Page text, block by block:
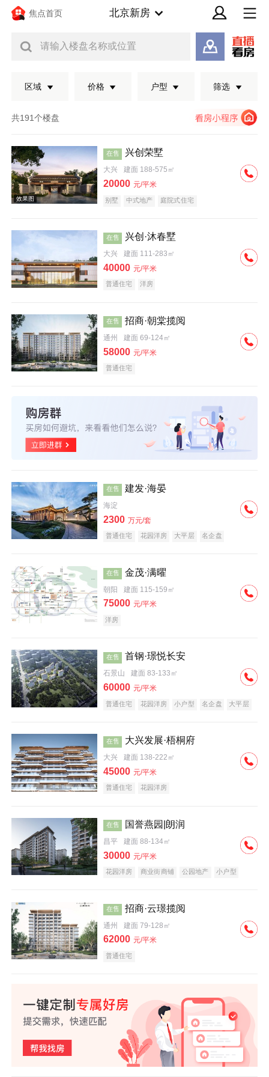
焦点首页 北京新房
请输入楼盘名称或位置
区域 价格 户型 筛选
共191个楼盘
效果图
在售 兴创荣墅
大兴 建面 188-575㎡
20000 元/平米
别墅 中式地产 庭院式住宅
在售 兴创·沐春墅
大兴 建面 111-283㎡
40000 元/平米
普通住宅 洋房
在售 招商·朝棠揽阅
通州 建面 69-124㎡
58000 元/平米
普通住宅
在售 建发·海晏
海淀
2300 万元/套
普通住宅 花园洋房 大平层
名企盘
在售 金茂·满曜
朝阳 建面 115-159㎡
75000 元/平米
洋房
在售 首钢·璟悦长安
石景山 建面 83-133㎡
60000 元/平米
普通住宅 花园洋房 小户型 名企盘 大平层
在售 大兴发展·梧桐府
大兴 建面 138-222㎡
45000 元/平米
普通住宅 花园洋房
在售 国誉燕园|朗润
昌平 建面 88-134㎡
30000 元/平米
花园洋房 商业街商铺 公园地产
小户型
在售 招商·云璟揽阅
通州 建面 79-128㎡
62000 元/平米
普通住宅